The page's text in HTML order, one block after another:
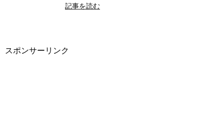
記事を読む
スポンサーリンク